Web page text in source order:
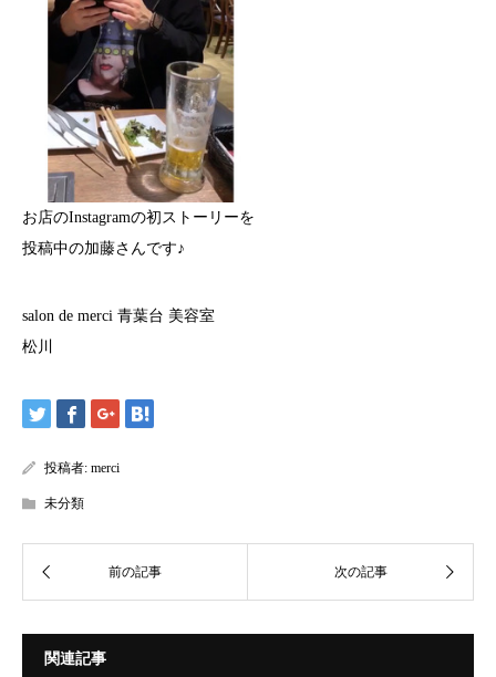
お店のInstagramの初ストーリーを
投稿中の加藤さんです♪
salon de merci 青葉台 美容室
松川
投稿者: merci
未分類
関連記事